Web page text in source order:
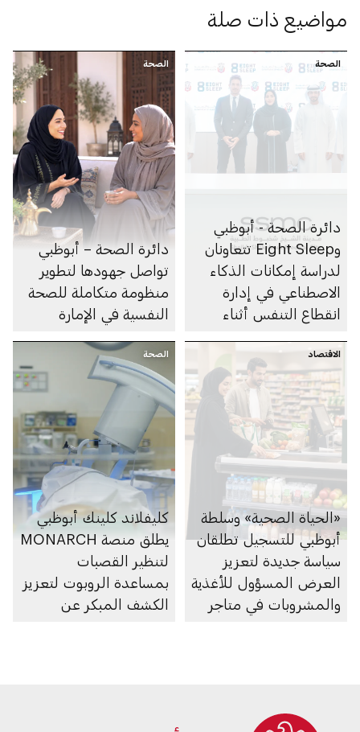
مواضيع ذات صلة
الصحة
دائرة الصحة - أبوظبي
وEight Sleep تتعاونان
لدراسة إمكانات الذكاء
الاصطناعي في إدارة
انقطاع التنفس أثناء
الصحة
دائرة الصحة – أبوظبي
تواصل جهودها لتطوير
منظومة متكاملة للصحة
النفسية في الإمارة
الاقتصاد
«الحياة الصحية» وسلطة
أبوظبي للتسجيل تطلقان
سياسة جديدة لتعزيز
العرض المسؤول للأغذية
والمشروبات في متاجر
الصحة
كليفلاند كلينك أبوظبي
يطلق منصة MONARCH
لتنظير القصبات
بمساعدة الروبوت لتعزيز
الكشف المبكر عن